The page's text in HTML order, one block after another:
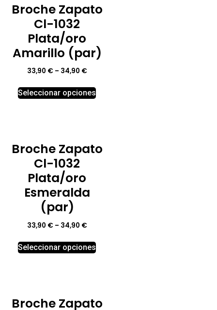
Broche Zapato
Cl-1032
Plata/oro
Amarillo (par)
33,90 €– 34,90 €
Seleccionar opciones
Broche Zapato
Cl-1032
Plata/oro
Esmeralda
(par)
33,90 €– 34,90 €
Seleccionar opciones
Broche Zapato